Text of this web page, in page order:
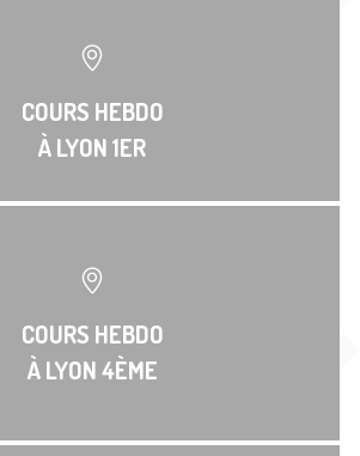
COURS HEBDO
À LYON 1ER
COURS HEBDO
À LYON 4ÈME